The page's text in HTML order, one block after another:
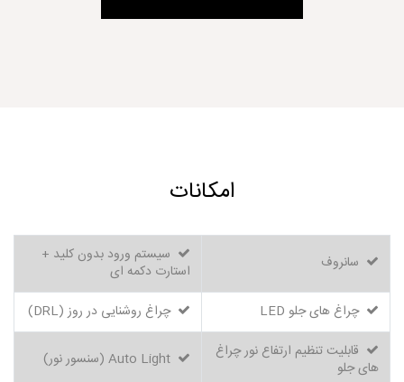
امکانات
سانروف سیستم ورود بدون کلید +
استارت دکمه ای
چراغ های جلو LED
چراغ روشنایی در روز (DRL)
قابلیت تنظیم ارتفاع نور چراغ
های جلو